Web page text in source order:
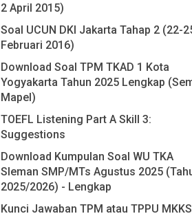
2 April 2015)
Soal UCUN DKI Jakarta Tahap 2 (22-
Februari 2016)
Download Soal TPM TKAD 1 Kota
Yogyakarta Tahun 2025 Lengkap
Mapel)
TOEFL Listening Part A Skill 3:
Suggestions
Download Kumpulan Soal WU TKA
Sleman SMP/MTs Agustus 2025
2025/2026) - Lengkap
Kunci Jawaban TPM atau TPPU MKKS